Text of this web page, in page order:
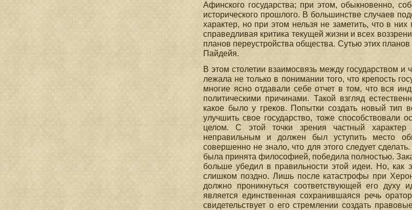
Афинского государства; при этом, обыкновенно,
исторического прошлого. В большинстве случаев
характер, но при этом нельзя не заметить, что в
справедливая критика текущей жизни и всех
планов переустройства общества. Сутью этих
Пайдейя.
В этом столетии взаимосвязь между государством
лежала не только в понимании того, что крепость
многие ясно отдавали себе отчет в том, что вся
политическими причинами. Такой взгляд
какое было у греков. Попытки создать новый тип
улучшить свое государство, тоже
целом. С этой точки зрения частный характер
неправильным и должен был уступить место
совершенно не знало, что для этого следует
была принята философией, победила полностью.
больше убедил в правильности этой идеи. Но, как
слишком поздно. Лишь после катастрофы при
должно проникнуться соответствующей его
является единственная сохранившаяся речь
свидетельствует о его стремлении создать